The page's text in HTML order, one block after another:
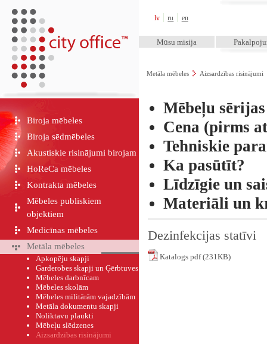
lv ru en
Mūsu misija
Metāla mēbeles Aizsardzības risinājumi
Biroja mēbeles
Biroja sēdmēbeles
Akustiskie risinājumi birojam
HoReCa mēbeles
Kontrakta mēbeles
Mēbeles publiskiem
objektiem
Medicīnas mēbeles
Metāla mēbeles
Apkopēju skapji
Garderobes skapji un Ģērbtuves
Mēbeles darbnīcam
Mēbeles skolām
Mēbeles militārām vajadzībām
Metāla dokumentu skapji
Noliktavu plaukti
Mēbeļu slēdzenes
Aizsardzības risinājumi
Mēbeļu
Cena (pirms
Tehniskie
Ka pasūtīt?
Līdzīgie un
Materiāli un
Dezinfekcijas statīvi
Katalogs pdf (231KB)